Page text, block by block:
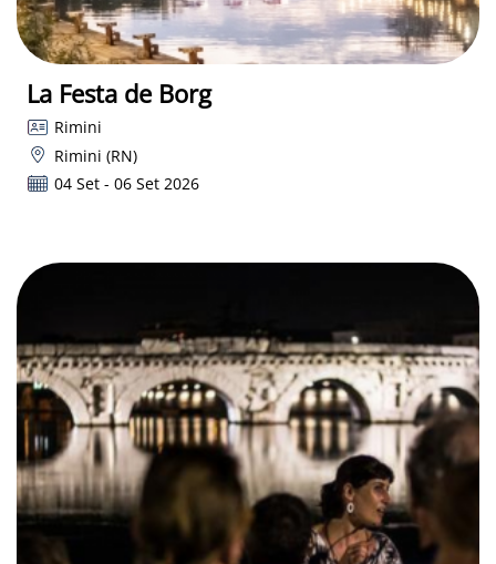
La Festa de Borg
Rimini
Rimini (RN)
04 Set - 06 Set 2026